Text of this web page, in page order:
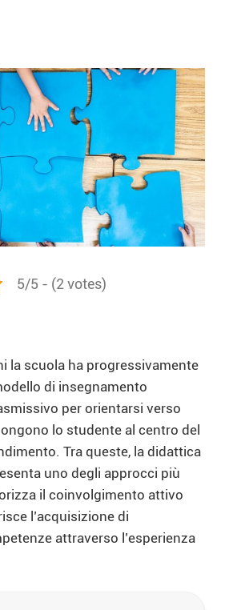
5/5 - (2 votes)
la scuola ha progressivamente
di insegnamento
per orientarsi verso
lo studente al centro del
Tra queste, la didattica
uno degli approcci più
il coinvolgimento attivo
l’acquisizione di
attraverso l’esperienza